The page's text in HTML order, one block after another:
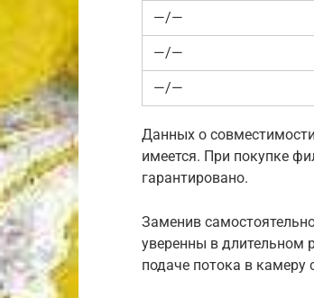
—/—
—/—
—/—
Данных о
имеется. При покупке
гарантировано.
Заменив
уверенны в длительном
подаче потока в камеру